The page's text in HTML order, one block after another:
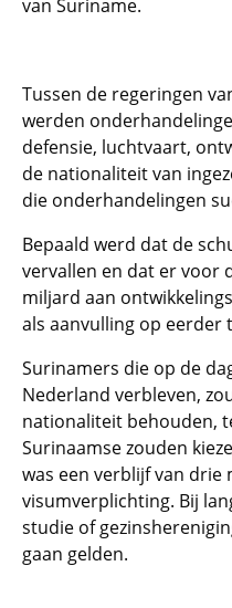
van Suriname.
Tussen de regeringen
werden
defensie, luchtvaart,
de nationaliteit van
die onderhandelingen
Bepaald werd dat de
vervallen en dat er voor
miljard aan
als aanvulling op eerder
Surinamers die op de
Nederland verbleven,
nationaliteit behouden,
Surinaamse zouden
was een verblijf van drie
visumverplichting. Bij
studie of
gaan gelden.